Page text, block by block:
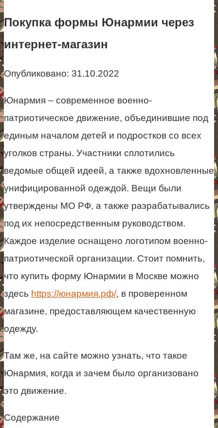
Покупка формы Юнармии через
интернет-магазин
Опубликовано: 31.10.2022
Юнармия – современное военно-
патриотическое движение, объединившие под
единым началом детей и подростков со всех
уголков страны. Участники сплотились
ведомые общей идеей, а также вдохновленные
унифицированной одеждой. Вещи были
утверждены МО РФ, а также разрабатывались
под их непосредственным руководством.
Каждое изделие оснащено логотипом военно-
патриотической организации. Стоит помнить,
что купить форму Юнармии в Москве можно
здесь https://юнармия.рф/, в проверенном
магазине, предоставляющем качественную
одежду.
Там же, на сайте можно узнать, что такое
Юнармия, когда и зачем было организовано
это движение.
Содержание